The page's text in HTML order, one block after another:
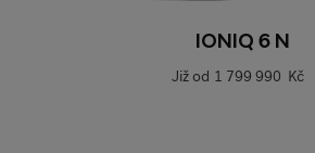
IONIQ 6 N
Již od 1 799 990 Kč